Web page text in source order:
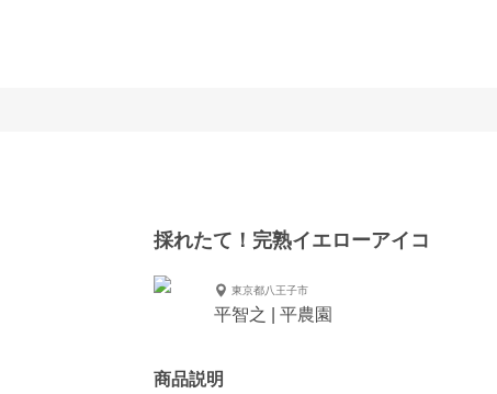
採れたて！完熟イエローアイコ
東京都八王子市
平智之 | 平農園
商品説明